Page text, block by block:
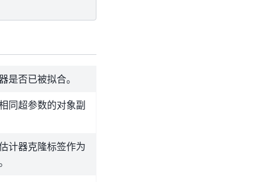
是否已被拟合。
同超参数的对象副
计器克隆标签作为